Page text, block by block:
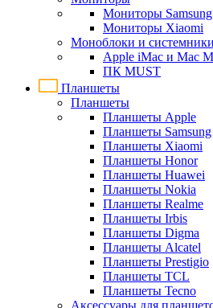
Мониторы Samsung
Мониторы Xiaomi
Моноблоки и системники
Apple iMac и Mac
ПК MUST
Планшеты
Планшеты
Планшеты Apple
Планшеты Samsung
Планшеты Xiaomi
Планшеты Honor
Планшеты Huawei
Планшеты Nokia
Планшеты Realme
Планшеты Irbis
Планшеты Digma
Планшеты Alcatel
Планшеты Prestigio
Планшеты TCL
Планшеты Tecno
Аксессуары для